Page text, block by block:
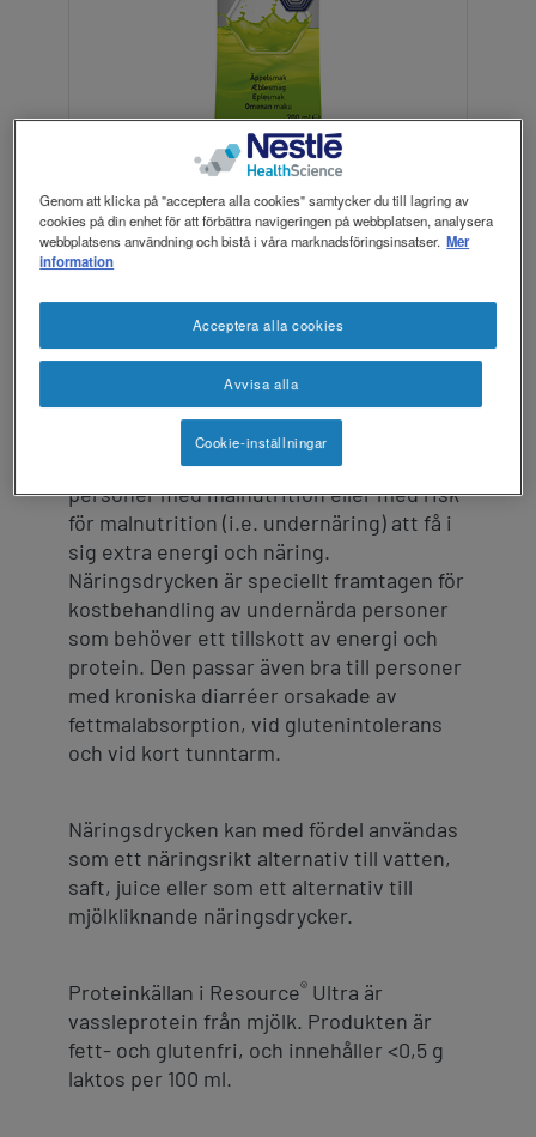
revamp
v2
Ultra Fruit är en klar, läskande
och energirik näringsdryck som kan hjälpa
personer med malnutrition eller med risk
för malnutrition (i.e. undernäring) att få i
sig extra energi och näring.
Näringsdrycken är speciellt framtagen för
kostbehandling av undernärda personer
som behöver ett tillskott av energi och
protein. Den passar även bra till personer
med kroniska diarréer orsakade av
fettmalabsorption, vid glutenintolerans
och vid kort tunntarm.
Näringsdrycken kan med fördel användas
som ett näringsrikt alternativ till vatten,
saft, juice eller som ett alternativ till
mjölkliknande näringsdrycker.
Proteinkällan i Resource®Ultra är
vassleprotein från mjölk. Produkten är
fett- och glutenfri, och innehåller <0,5 g
laktos per 100 ml.
Här kan du som är hälso- och
sjukvårdspersonal ladda ner produktblad,
broschyrer och recept
Genom att klicka på "acceptera alla cookies" samtycker du till lagring av
cookies på din enhet för att förbättra navigeringen på webbplatsen, analysera
webbplatsens användning och bistå i våra marknadsföringsinsatser. Mer
information
Avvisa alla
Acceptera alla cookies
Cookie-inställningar